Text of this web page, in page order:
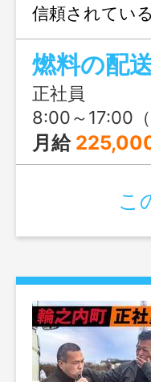
信頼されてい
燃料の配
正社員
8:00～17:00（
月給 225,000
こ